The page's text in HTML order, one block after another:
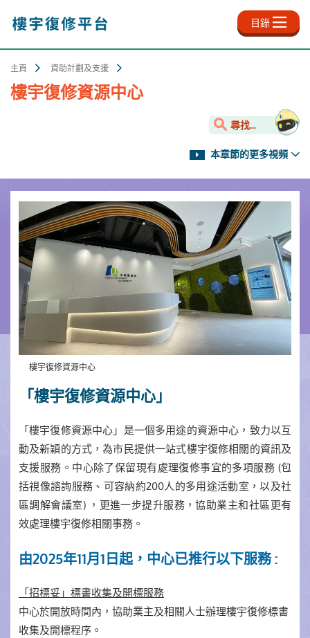
內
目錄
主頁 資助計劃及支援
樓宇復修資源中心
尋找...
本章節的更多視頻
樓宇復修資源中心
「樓宇復修資源中心」
「樓宇復修資源中心」是一個多用途的資源中心，致力以互
動及新穎的方式，為市民提供一站式樓宇復修相關的資訊及
支援服務。中心除了保留現有處理復修事宜的多項服務 (包
括視像諮詢服務、可容納約200人的多用途活動室，以及社
區調解會議室) ，更進一步提升服務，協助業主和社區更有
效處理樓宇復修相關事務。
由2025年11月1日起，中心已推行以下服務 :
「招標妥」標書收集及開標服務
中心於開放時間內，協助業主及相關人士辦理樓宇復修標書
收集及開標程序。